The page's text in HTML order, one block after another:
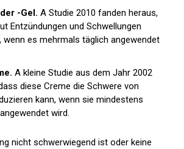
-Gel. A Studie 2010 fanden heraus,
Entzündungen und Schwellungen
wenn es mehrmals täglich angewendet
A kleine Studie aus dem Jahr 2002
diese Creme die Schwere von
kann, wenn sie mindestens
wird.
nicht schwerwiegend ist oder keine